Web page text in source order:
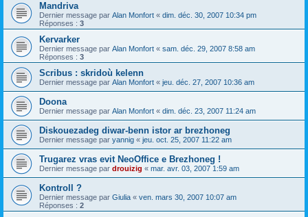
Mandriva
Dernier message par Alan Monfort « dim. déc. 30, 2007 10:34 pm
Réponses : 3
Kervarker
Dernier message par Alan Monfort « sam. déc. 29, 2007 8:58 am
Réponses : 3
Scribus : skridoù kelenn
Dernier message par Alan Monfort « jeu. déc. 27, 2007 10:36 am
Doona
Dernier message par Alan Monfort « dim. déc. 23, 2007 11:24 am
Diskouezadeg diwar-benn istor ar brezhoneg
Dernier message par yannig « jeu. oct. 25, 2007 11:22 am
Trugarez vras evit NeoOffice e Brezhoneg !
Dernier message par drouizig « mar. avr. 03, 2007 1:59 am
Kontroll ?
Dernier message par Giulia « ven. mars 30, 2007 10:07 am
Réponses : 2